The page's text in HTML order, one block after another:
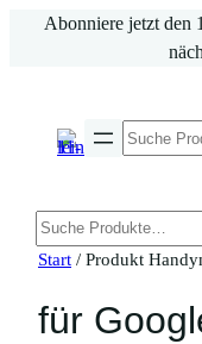
Abonniere jetzt den
Suchen
Suchen
Start / Produkt
für